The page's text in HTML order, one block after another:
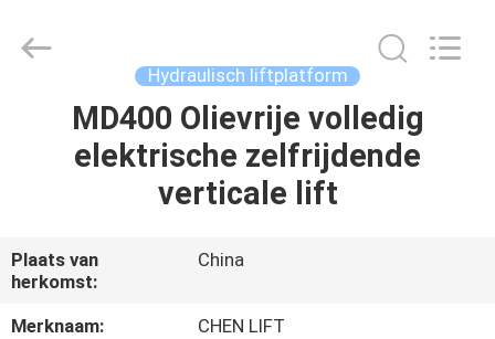
PRODUCTEN
OVER
ONS
LTD.
Hydraulisch liftplatform
MD400 Olievrije volledig
elektrische zelfrijdende
verticale lift
Plaats van
herkomst:
China
Merknaam:
CHEN LIFT